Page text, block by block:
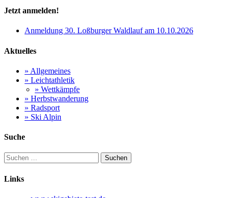
Jetzt anmelden!
Anmeldung 30. Loßburger Waldlauf am 10.10.2026
Aktuelles
» Allgemeines
» Leichtathletik
» Wettkämpfe
» Herbstwanderung
» Radsport
» Ski Alpin
Suche
Suchen
nach:
Links